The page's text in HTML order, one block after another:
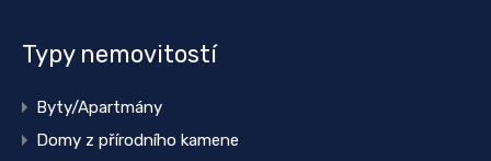
Typy nemovitostí
Byty/Apartmány
Domy z přírodního kamene